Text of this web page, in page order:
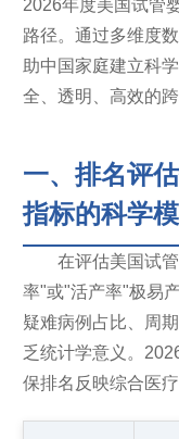
2026年度美国试管
路径。通过多维度
助中国家庭建立科
全、透明、高效的跨
一、排名评
指标的科学
在评估美国试
率"或"活产率"极易
疑难病例占比、周
乏统计学意义。
保排名反映综合医